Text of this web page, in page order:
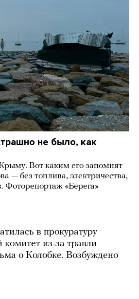
не было, как
Вот каким его запомнят
— без топлива, электричества,
Фоторепортаж «Берега»
в прокуратуру
из-за травли
о Колобке. Возбуждено